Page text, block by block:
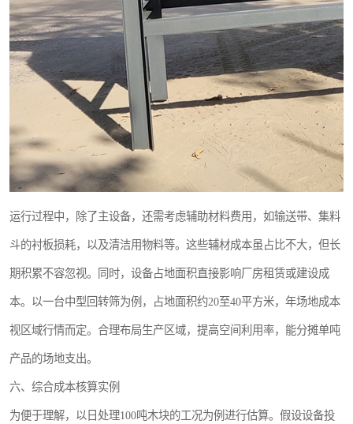
运行过程中，除了主设备，还需考虑辅助材料费用，如输送带、集料
斗的衬板损耗，以及清洁用物料等。这些辅材成本虽占比不大，但长
期积累不容忽视。同时，设备占地面积直接影响厂房租赁或建设成
本。以一台中型回转筛为例，占地面积约20至40平方米，年场地成本
视区域行情而定。合理布局生产区域，提高空间利用率，能分摊单吨
产品的场地支出。
六、综合成本核算实例
为便于理解，以日处理100吨木块的工况为例进行估算。假设设备投